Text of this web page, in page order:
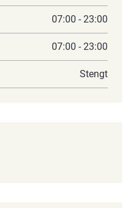
07:00 - 23:00
07:00 - 23:00
Stengt